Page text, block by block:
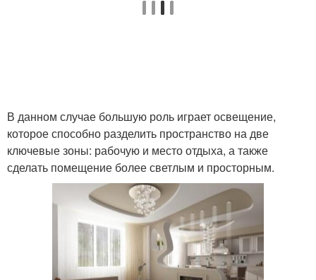
В данном случае большую роль играет освещение,
которое способно разделить пространство на две
ключевые зоны: рабочую и место отдыха, а также
сделать помещение более светлым и просторным.